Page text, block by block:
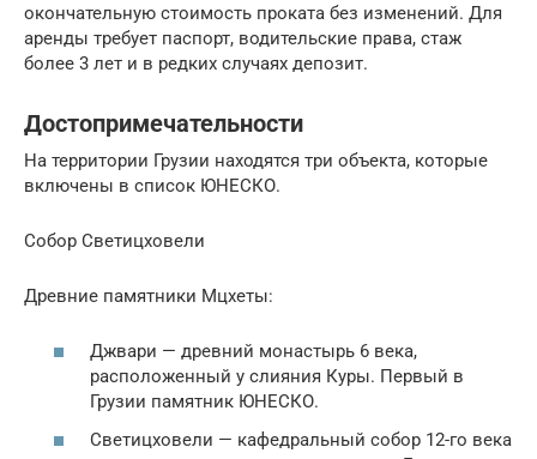
окончательную стоимость проката без изменений. Для
аренды требует паспорт, водительские права, стаж
более 3 лет и в редких случаях депозит.
Достопримечательности
На территории Грузии находятся три объекта, которые
включены в список ЮНЕСКО.
Собор Светицховели
Древние памятники Мцхеты:
Джвари — древний монастырь 6 века,
расположенный у слияния Куры. Первый в
Грузии памятник ЮНЕСКО.
Светицховели — кафедральный собор 12-го века